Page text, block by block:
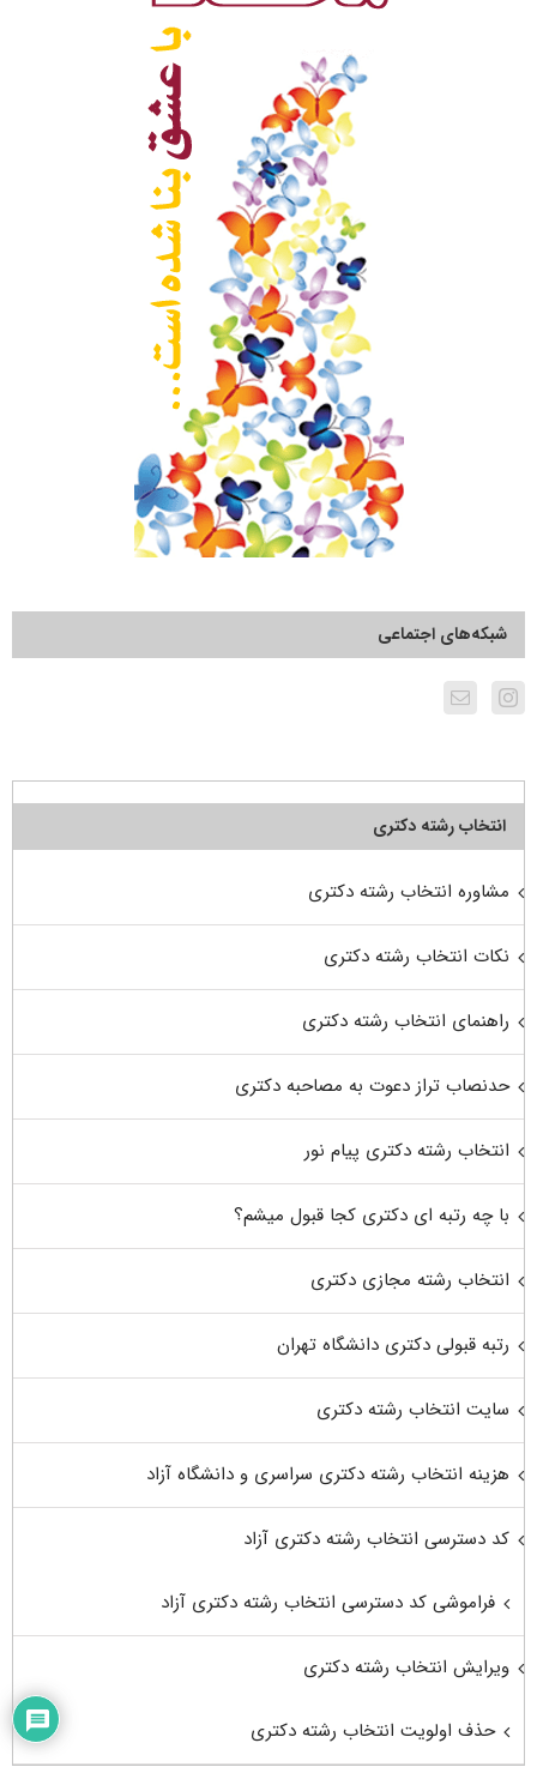
شبکه‌های اجتماعی
انتخاب رشته دکتری
مشاوره انتخاب رشته دکتری
نکات انتخاب رشته دکتری
راهنمای انتخاب رشته دکتری
حدنصاب تراز دعوت به مصاحبه دکتری
انتخاب رشته دکتری پیام نور
با چه رتبه ای دکتری کجا قبول میشم؟
انتخاب رشته مجازی دکتری
رتبه قبولی دکتری دانشگاه تهران
سایت انتخاب رشته دکتری
هزینه انتخاب رشته دکتری سراسری و دانشگاه آزاد
کد دسترسی انتخاب رشته دکتری آزاد
فراموشی کد دسترسی انتخاب رشته دکتری آزاد
ویرایش انتخاب رشته دکتری
حذف اولویت انتخاب رشته دکتری